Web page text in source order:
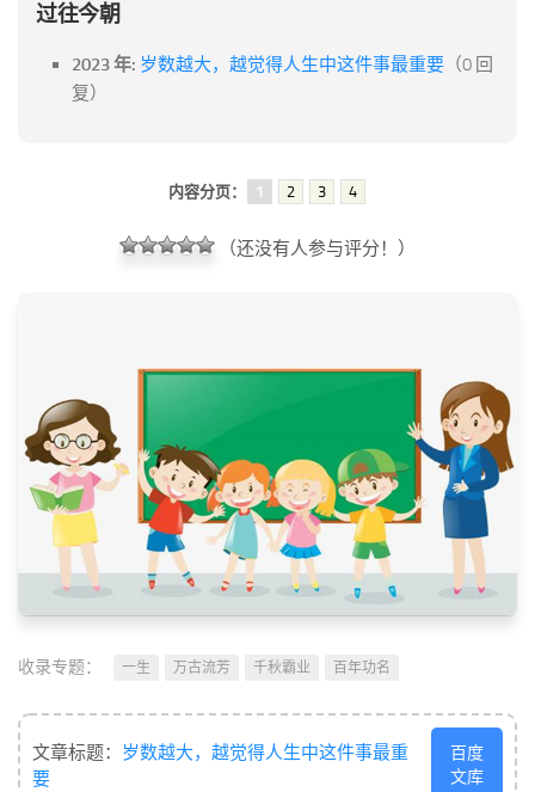
友情链接
过往今朝
2023 年: 岁数越大，越觉得人生中这件事最重要 （0 回
复）
内容分页： 1 2 3 4
（还没有人参与评分！）
收录专题： 一生 万古流芳 千秋霸业 百年功名
文章标题： 岁数越大，越觉得人生中这件事最重
要
百度
文库